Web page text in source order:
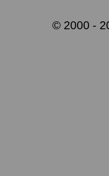
© 2000 -